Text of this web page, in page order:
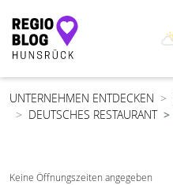
Hauptnavigation
UNTERNEHMEN ENTDECKEN
DEUTSCHES RESTAURANT
Keine Öffnungszeiten angegeben